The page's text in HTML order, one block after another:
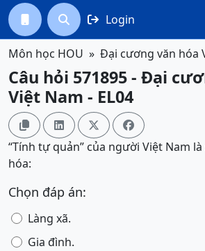
  Login
Môn học HOU Đại cương văn hóa
Câu hỏi 571895 - Đại
Việt Nam - EL04
   
“Tính tự quản” của người Việt Nam
hóa:
Chọn đáp án:
Làng xã.
Gia đình.